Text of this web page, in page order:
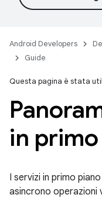
Android Developers
Guide
Questa pagina è stata
in
I servizi in primo
asincrono operazioni